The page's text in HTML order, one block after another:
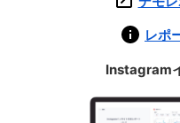
レポ
Instagram